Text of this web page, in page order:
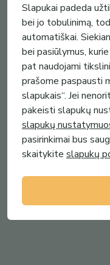
39.00€
Džemperis „Auksiniams
Slapukai padeda
bei jo tobulinimą,
automatiškai.
bei pasiūlymus,
pat naudojami
prašome paspausti
slapukais“. Jei
pakeisti slapukų
slapukų
pasirinkimai bus
skaitykite slapukų